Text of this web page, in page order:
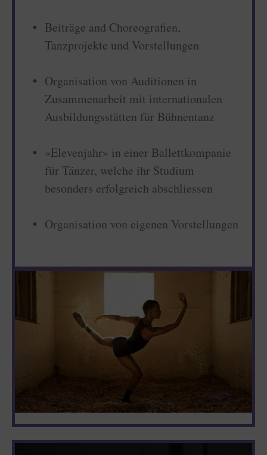
Beiträge and Choreografien,
Tanzprojekte und Vorstellungen
Organisation von Auditionen in
Zusammenarbeit mit internationalen
Ausbildungsstätten für Bühnentanz
«Elevenjahr» in einer Ballettkompanie
für Tänzer, welche ihr Studium
besonders erfolgreich abschliessen
Organisation von eigenen Vorstellungen